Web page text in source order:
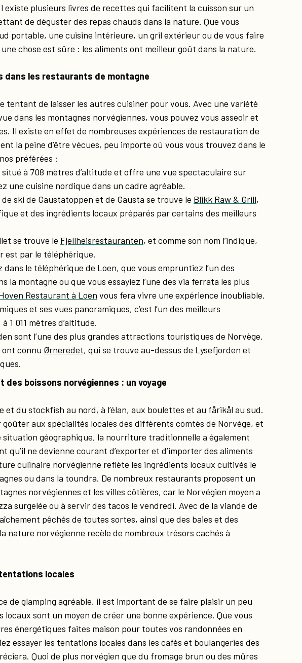
existe plusieurs livres de recettes qui facilitent la cuisson sur un
de déguster des repas chauds dans la nature. Que vous
portable, une cuisine intérieure, un gril extérieur ou de vous faire
chose est sûre : les aliments ont meilleur goût dans la nature.
dans les restaurants de montagne
tentant de laisser les autres cuisiner pour vous. Avec une variété
dans les montagnes norvégiennes, vous pouvez vous asseoir et
Il existe en effet de nombreuses expériences de restauration de
la peine d’être vécues, peu importe où vous vous trouvez dans le
préférées :
à 708 mètres d’altitude et offre une vue spectaculaire sur
une cuisine nordique dans un cadre agréable.
ski de Gaustatoppen et de Gausta se trouve le Blikk Raw & Grill,
et des ingrédients locaux préparés par certains des meilleurs
se trouve le Fjellheisrestauranten, et comme son nom l’indique,
est par le téléphérique.
dans le téléphérique de Loen, que vous empruntiez l’un des
la montagne ou que vous essayiez l’une des via ferrata les plus
Restaurant à Loen vous fera vivre une expérience inoubliable.
et ses vues panoramiques, c’est l’un des meilleurs
1 011 mètres d’altitude.
sont l’une des plus grandes attractions touristiques de Norvège.
ont connu Ørneredet, qui se trouve au-dessus de Lysefjorden et
boissons norvégiennes : un voyage
et du stockfish au nord, à l’élan, aux boulettes et au fårikål au sud.
goûter aux spécialités locales des différents comtés de Norvège, et
situation géographique, la nourriture traditionnelle a également
qu’il ne devienne courant d’exporter et d’importer des aliments
culinaire norvégienne reflète les ingrédients locaux cultivés le
ou dans la toundra. De nombreux restaurants proposent un
norvégiennes et les villes côtières, car le Norvégien moyen a
surgelée ou à servir des tacos le vendredi. Avec de la viande de
pêchés de toutes sortes, ainsi que des baies et des
nature norvégienne recèle de nombreux trésors cachés à
locales
de glamping agréable, il est important de se faire plaisir un peu
locaux sont un moyen de créer une bonne expérience. Que vous
énergétiques faites maison pour toutes vos randonnées en
essayer les tentations locales dans les cafés et boulangeries des
Quoi de plus norvégien que du fromage brun ou des mûres